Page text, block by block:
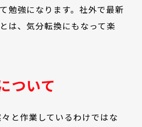
勉強になります。社外で最新
は、気分転換にもなって楽
ついて
と作業しているわけではな